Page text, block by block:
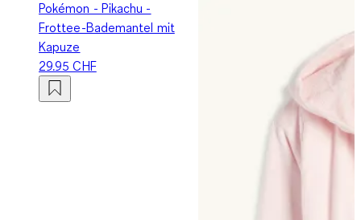
Pokémon - Pikachu -
Frottee-Bademantel mit
Kapuze
29.95 CHF